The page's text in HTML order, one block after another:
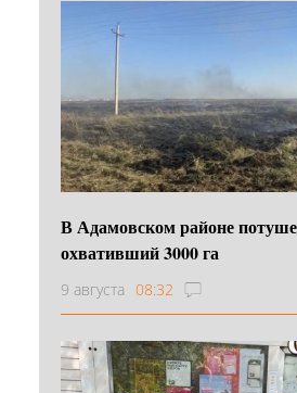
В Адамовском районе
охвативший 3000 га
9 августа 08:32